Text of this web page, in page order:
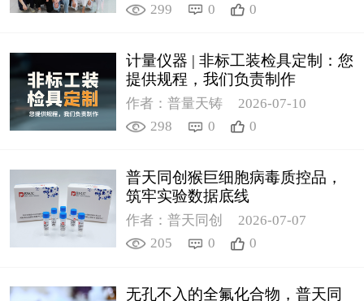
299
0 0
计量仪器 | 非标工装检具定制：您
提供规程，我们负责制作
作者：普量天铸
2026-07-10
298
0 0
普天同创猴巨细胞病毒质控品，
筑牢实验数据底线
作者：普天同创
2026-07-07
205
0 0
无孔不入的全氟化合物，普天同